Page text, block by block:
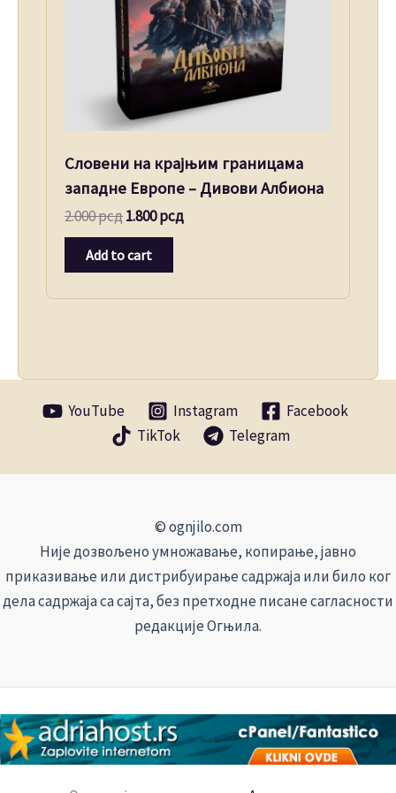
Словени на крајњим границама
западне Европе – Дивови Албиона
2.000рсд1.800рсд
Add to cart
YouTube Instagram
Facebook
TikTok
Telegram
© ognjilo.com
Није дозвољено умножавање, копирање, јавно
приказивање или дистрибуирање садржаја или било ког
дела садржаја са сајта, без претходне писане сагласности
редакције Огњила.